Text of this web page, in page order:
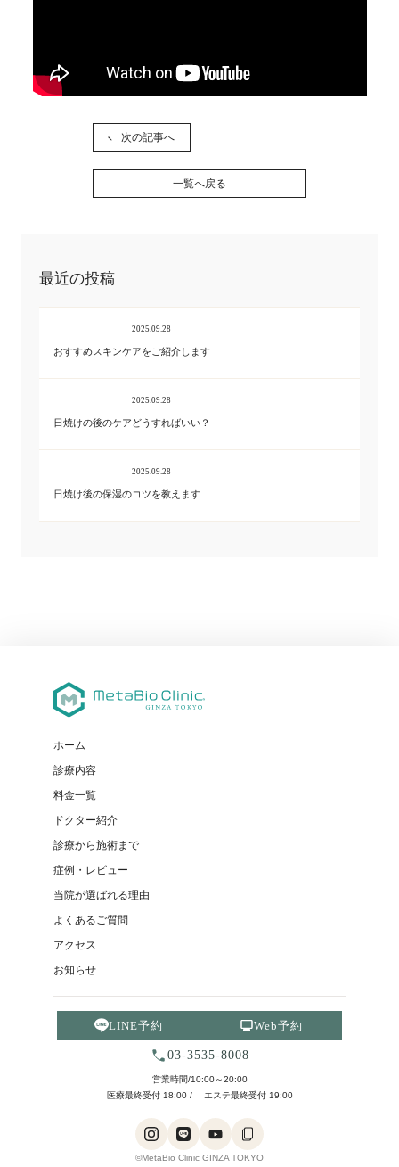
次の記事へ
一覧へ戻る
最近の投稿
2025.09.28
おすすめスキンケアをご紹介します
2025.09.28
日焼けの後のケアどうすればいい？
2025.09.28
日焼け後の保湿のコツを教えます
ホーム
診療内容
料金一覧
ドクター紹介
診療から施術まで
症例・レビュー
当院が選ばれる理由
よくあるご質問
アクセス
お知らせ
LINE予約 Web予約
03-3535-8008
営業時間/10:00～20:00
医療最終受付 18:00 / エステ最終受付 19:00
©MetaBio Clinic GINZA TOKYO